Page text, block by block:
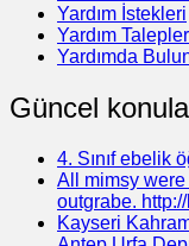
Yardım İstekleri
Yardım
Yardımda
Güncel
4. Sınıf ebelik
All mimsy
outgrabe.
Kayseri